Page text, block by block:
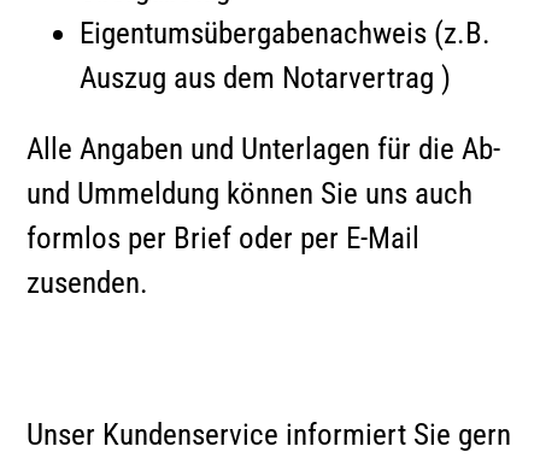
Eigentumsübergabenachweis (z.B.
Auszug aus dem Notarvertrag )
Alle Angaben und Unterlagen für die Ab-
und Ummeldung können Sie uns auch
formlos per Brief oder per E-Mail
zusenden.
Unser Kundenservice informiert Sie gern